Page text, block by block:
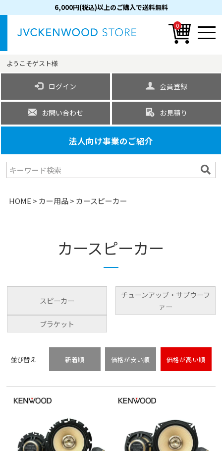
6,000円(税込)以上のご購入で送料無料
0
ようこそゲスト様
ログイン 会員登録
お問い合わせ お見積り
法人向け事業のご紹介
HOME カー用品 カースピーカー
カースピーカー
スピーカー
チューンアップ・サブウーフ
ァー
ブラケット
並び替え 新着順 価格が安い順 価格が高い順